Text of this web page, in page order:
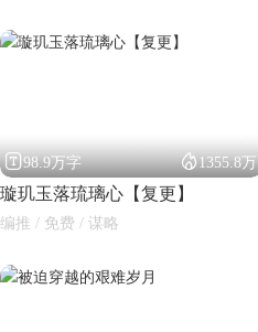
98.9万字 1355.8万
璇玑玉落琉璃心【复更】
编推 / 免费 / 谋略